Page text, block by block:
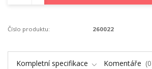
Číslo produktu: 260022
Kompletní specifikace Komentáře 0